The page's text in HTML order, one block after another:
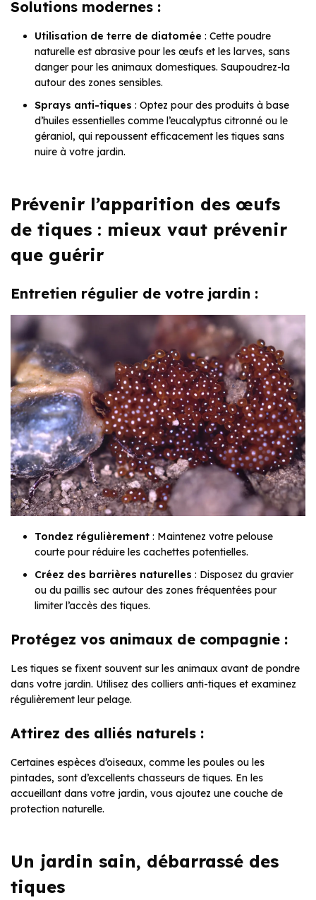
Solutions modernes :
Utilisation de terre de diatomée : Cette poudre
naturelle est abrasive pour les œufs et les larves, sans
danger pour les animaux domestiques. Saupoudrez-la
autour des zones sensibles.
Sprays anti-tiques : Optez pour des produits à base
d’huiles essentielles comme l’eucalyptus citronné ou le
géraniol, qui repoussent efficacement les tiques sans
nuire à votre jardin.
Prévenir l’apparition des œufs
de tiques : mieux vaut prévenir
que guérir
Entretien régulier de votre jardin :
Tondez régulièrement : Maintenez votre pelouse
courte pour réduire les cachettes potentielles.
Créez des barrières naturelles : Disposez du gravier
ou du paillis sec autour des zones fréquentées pour
limiter l’accès des tiques.
Protégez vos animaux de compagnie :
Les tiques se fixent souvent sur les animaux avant de pondre
dans votre jardin. Utilisez des colliers anti-tiques et examinez
régulièrement leur pelage.
Attirez des alliés naturels :
Certaines espèces d’oiseaux, comme les poules ou les
pintades, sont d’excellents chasseurs de tiques. En les
accueillant dans votre jardin, vous ajoutez une couche de
protection naturelle.
Un jardin sain, débarrassé des
tiques